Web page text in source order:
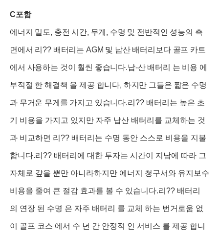
C포함
에너지 밀도, 충전 시간, 무게, 수명 및 전반적인 성능의 측
면에서 리?? 배터리는 AGM 및 납산 배터리보다 골프 카트
에서 사용하는 것이 훨씬 좋습니다.납-산 배터리 는 비용 에
부적절 한 해결책 을 제공 합니다, 하지만 그들은 짧은 수명
과 무거운 무게를 가지고 있습니다.리?? 배터리는 높은 초
기 비용을 가지고 있지만 자주 납산 배터리를 교체하는 것
과 비교하면 리?? 배터리는 수명 동안 스스로 비용을 지불
합니다.리?? 배터리에 대한 투자는 시간이 지남에 따라 그
자체로 갚을 뿐만 아니라하지만 에너지 청구서와 유지보수
비용을 줄여 큰 절감 효과를 볼 수 있습니다.리?? 배터리
의 연장 된 수명 은 자주 배터리 를 교체 하는 번거로움 없
이 골프 코스 에서 수 년 간 안정적 인 서비스 를 제공 합니